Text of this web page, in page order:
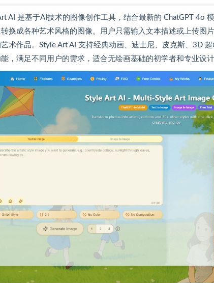
AI 是基于AI技术的图像创作工具，结合最新的 ChatGPT 4o
换成各种艺术风格的图像。用户只需输入文本描述或上传图
艺术作品。Style Art AI 支持经典动画、迪士尼、皮克斯、3D
，满足不同用户的需求，适合无绘画基础的初学者和专业设计